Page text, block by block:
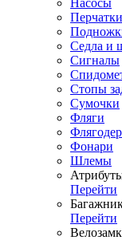
Насосы
Перчатки
Седла и
Сигналы
Стопы
Сумочки
Фляги
Фонари
Шлемы
Перейти
Перейти